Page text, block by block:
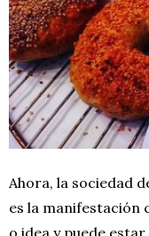
Ahora, la sociedad
es la manifestación
o idea y puede